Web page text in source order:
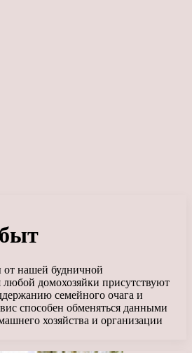
нашей будничной
любой домохозяйки присутствуют
семейного очага и
способен обменяться данными
хозяйства и организации